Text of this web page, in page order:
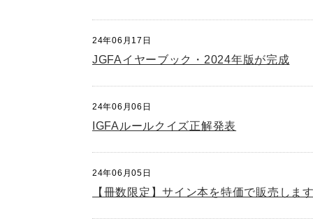
24年06月17日
JGFAイヤーブック・2024年版が完成
24年06月06日
IGFAルールクイズ正解発表
24年06月05日
【冊数限定】サイン本を特価で販売します